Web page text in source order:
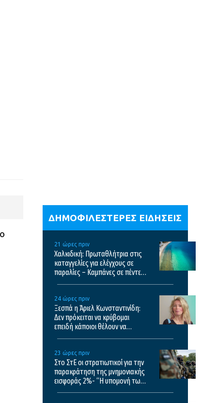
ΔΗΜΟΦΙΛΕΣΤΕΡΕΣ ΕΙΔΗΣΕΙΣ
21 ώρες πριν
Χαλκιδική: Πρωταθλήτρια στις
καταγγελίες για ελέγχους σε
παραλίες – Καμπάνες σε πέντε
24 ώρες πριν
Ξεσπά η Άριελ Κωνσταντινίδη:
Δεν πρόκειται να κρύβομαι
επειδή κάποιοι θέλουν να
23 ώρες πριν
Στο ΣτΕ οι στρατιωτικοί για την
παρακράτηση της μνημονιακής
εισφοράς 2%- “Η υπομονή των